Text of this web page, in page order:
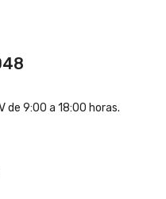
de 9:00 a 18:00 horas.